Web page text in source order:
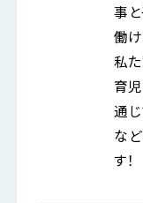
事
働
私た
育
通
な
す！